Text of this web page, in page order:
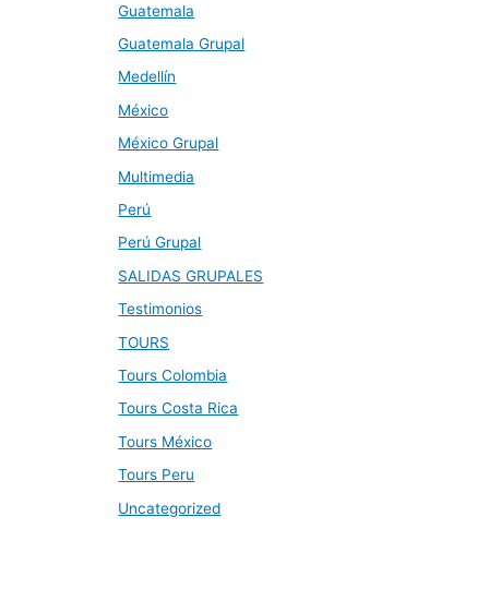
Guatemala
Guatemala Grupal
Medellín
México
México Grupal
Multimedia
Perú
Perú Grupal
SALIDAS GRUPALES
Testimonios
TOURS
Tours Colombia
Tours Costa Rica
Tours México
Tours Peru
Uncategorized